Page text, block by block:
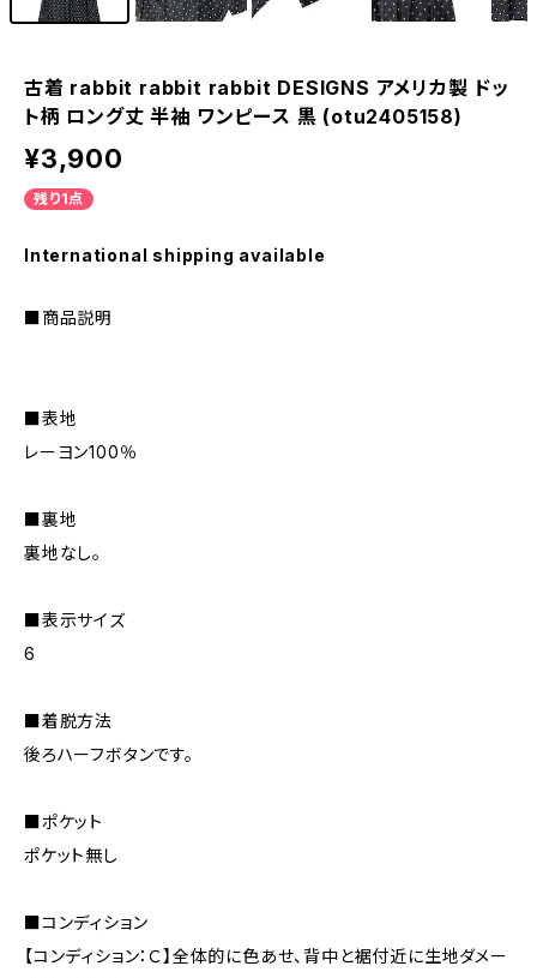
古着 rabbit rabbit rabbit DESIGNS アメリカ製 ドッ
ト柄 ロング丈 半袖 ワンピース 黒 (otu2405158)
¥3,900
残り1点
International shipping available
■商品説明
■表地
レーヨン100％
■裏地
裏地なし。
■表示サイズ
6
■着脱方法
後ろハーフボタンです。
■ポケット
ポケット無し
■コンディション
【コンディション：Ｃ】全体的に色あせ、背中と裾付近に生地ダメー